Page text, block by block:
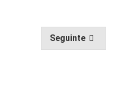
Seguinte